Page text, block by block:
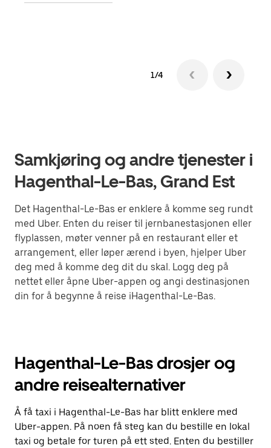
1/4
Samkjøring og andre tjenester i
Hagenthal-Le-Bas, Grand Est
Det Hagenthal-Le-Bas er enklere å komme seg rundt
med Uber. Enten du reiser til jernbanestasjonen eller
flyplassen, møter venner på en restaurant eller et
arrangement, eller løper ærend i byen, hjelper Uber
deg med å komme deg dit du skal. Logg deg på
nettet eller åpne Uber-appen og angi destinasjonen
din for å begynne å reise iHagenthal-Le-Bas.
Hagenthal-Le-Bas drosjer og
andre reisealternativer
Å få taxi i Hagenthal-Le-Bas har blitt enklere med
Uber-appen. På noen få steg kan du bestille en lokal
taxi og betale for turen på ett sted. Enten du bestiller